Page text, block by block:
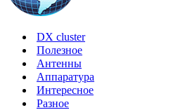
DX cluster
Полезное
Антенны
Аппаратура
Интересное
Разное